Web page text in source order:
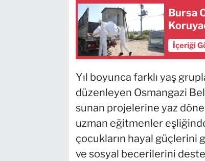
Bursa
İçeriği
Yıl boyunca farklı yaş
düzenleyen Osmangazi
sunan projelerine yaz
uzman eğitmenler
çocukların hayal güçlerini
ve sosyal becerilerini